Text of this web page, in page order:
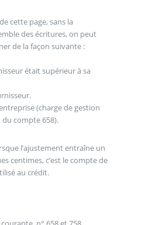
cette page, sans la
des écritures, on peut
de la façon suivante :
était supérieur à sa
(charge de gestion
compte 658).
l’ajustement entraîne un
centimes, c’est le compte de
au crédit.